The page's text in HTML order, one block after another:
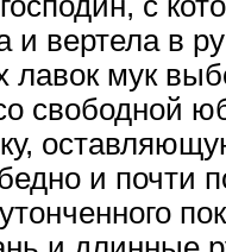
и вертела в
мук
свободной
и почти